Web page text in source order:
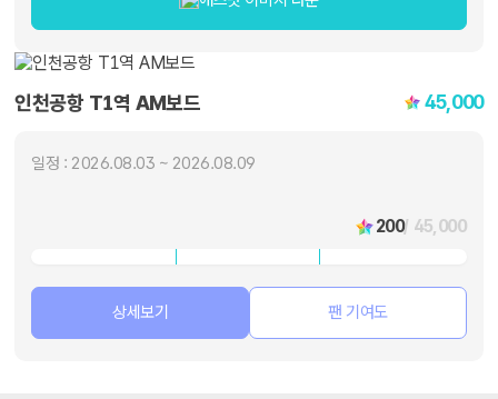
인천공항 T1역 AM보드 45,000
일정 : 2026.08.03 ~ 2026.08.09
200/ 45,000
상세보기 팬 기여도